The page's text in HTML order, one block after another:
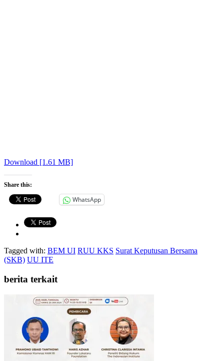
Download [1.61 MB]
Share this:
WhatsApp
Tagged with: BEM UI RUU KKS Surat Keputusan Bersama
(SKB) UU ITE
berita terkait